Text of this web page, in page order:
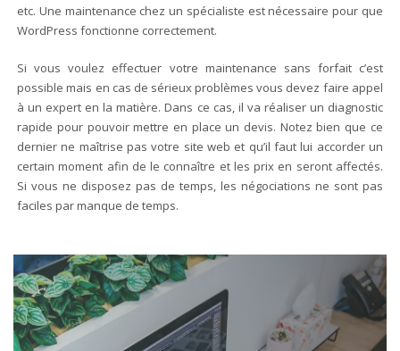
etc. Une maintenance chez un spécialiste est nécessaire pour que
WordPress fonctionne correctement.
Si vous voulez effectuer votre maintenance sans forfait c’est
possible mais en cas de sérieux problèmes vous devez faire appel
à un expert en la matière. Dans ce cas, il va réaliser un diagnostic
rapide pour pouvoir mettre en place un devis. Notez bien que ce
dernier ne maîtrise pas votre site web et qu’il faut lui accorder un
certain moment afin de le connaître et les prix en seront affectés.
Si vous ne disposez pas de temps, les négociations ne sont pas
faciles par manque de temps.